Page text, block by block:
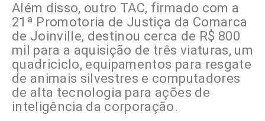
Além disso, outro TAC, firmado com a
21ª Promotoria de Justiça da Comarca
de Joinville, destinou cerca de R$ 800
mil para a aquisição de três viaturas, um
quadriciclo, equipamentos para resgate
de animais silvestres e computadores
de alta tecnologia para ações de
inteligência da corporação.